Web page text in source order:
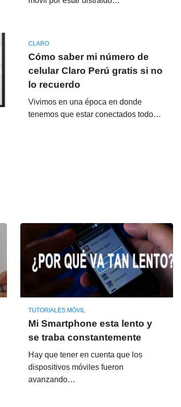
CLARO
Cómo saber mi número de
celular Claro Perú gratis si no
lo recuerdo
Vivimos en una época en donde
tenemos que estar conectados todo…
TUTORIALES MÓVIL
Mi Smartphone esta lento y
se traba constantemente
Hay que tener en cuenta que los
dispositivos móviles fueron
avanzando…